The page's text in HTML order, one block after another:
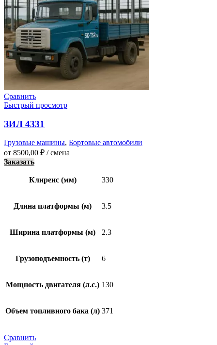
Сравнить
Быстрый просмотр
ЗИЛ 4331
Грузовые машины, Бортовые автомобили
от 8500,00 ₽ / смена
Заказать
Клиренс (мм) 330
Длина платформы (м) 3.5
Ширина платформы (м) 2.3
Грузоподъемность (т) 6
Мощность двигателя (л.с.) 130
Объем топливного бака (л) 371
Сравнить